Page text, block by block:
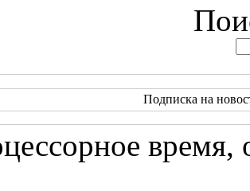
Подписка на
время,